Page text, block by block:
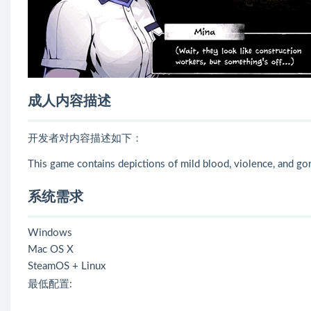
成人内容描述
开发者对内容描述如下：
This game contains depictions of mild blood, violence, and
系统需求
Windows
Mac OS X
SteamOS + Linux
最低配置: